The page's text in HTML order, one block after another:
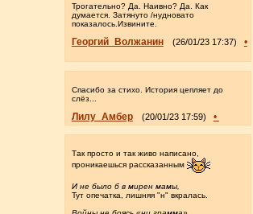
Трогательно? Да. Наивно? Да. Как
думается. Затянуто /нудновато
показалось.Извините.
Георгий_Волжанин (26/01/23 17:37) •
Спасибо за стихо. История цепляет до
слёз...
Лилу_Амбер (20/01/23 17:59) •
Так просто и так живо написано,
проникаешься рассказанным
И не было б в мирен мамы,
Тут опечатка, лишняя "н" вкралась.